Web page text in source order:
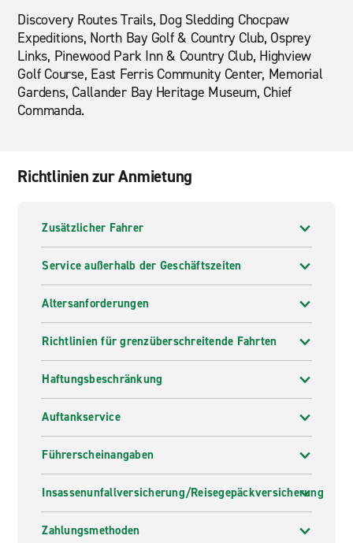
Discovery Routes Trails, Dog Sledding Chocpaw
Expeditions, North Bay Golf & Country Club, Osprey
Links, Pinewood Park Inn & Country Club, Highview
Golf Course, East Ferris Community Center, Memorial
Gardens, Callander Bay Heritage Museum, Chief
Commanda.
Richtlinien zur Anmietung
Zusätzlicher Fahrer
Service außerhalb der Geschäftszeiten
Altersanforderungen
Richtlinien für grenzüberschreitende Fahrten
Haftungsbeschränkung
Auftankservice
Führerscheinangaben
Insassenunfallversicherung/Reisegepäckversicherung
Zahlungsmethoden